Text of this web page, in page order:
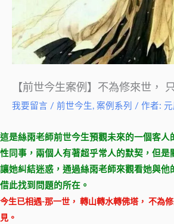
【前世今生案例】不為修來世，
我要留言 / 前世今生 , 案例系列 / 作者:
這是絲雨老師前世今生預觀未來的一個客人
性同事，兩個人有著超乎常人的默契，但是
讓她糾結迷惑，通過絲雨老師來觀看她與他
借此找到問題的所在。
今生已相遇-那一世， 轉山轉水轉佛塔， 不為
見。